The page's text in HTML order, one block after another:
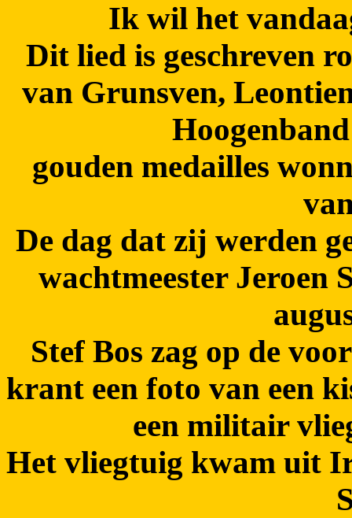
Ik wil het
Dit lied is geschreven
van Grunsven,
gouden medailles
De dag dat zij werden
wachtmeester Jeroen
Stef Bos zag op de
krant een foto van een
een militair
Het vliegtuig kwam uit